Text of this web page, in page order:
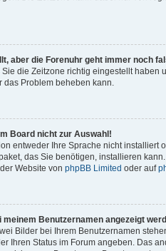
aber die Forenuhr geht immer noch
die Zeitzone richtig eingestellt
das Problem beheben kann.
Board nicht zur Auswahl!
entweder Ihre Sprache nicht
das Sie benötigen, installieren
Website von phpBB Limited oder auf
meinem Benutzernamen angezeigt
Bilder bei Ihrem Benutzernamen
Ihren Status im Forum angeben. Das